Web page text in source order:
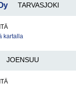
TARVASJOKI
kartalla
JOENSUU